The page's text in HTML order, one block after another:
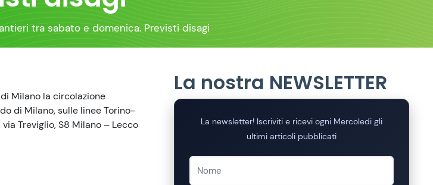
tra sabato e domenica. Previsti disagi
Milano la circolazione
di Milano, sulle linee Torino-
Treviglio, S8 Milano – Lecco
La nostra NEWSLETTER
La newsletter! Iscriviti e ricevi ogni Mercoledi gli
ultimi articoli pubblicati